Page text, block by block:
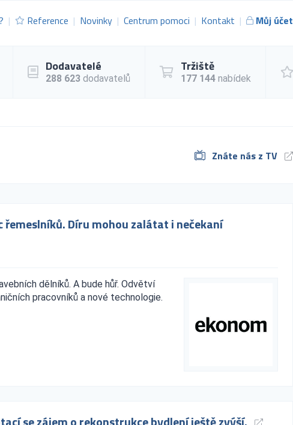
Reference Novinky Centrum pomoci Kontakt Můj účet
Dodavatelé
288 623 dodavatelů
Tržiště
177 144 nabídek
Znáte nás z TV
řemeslníků. Díru mohou zalátat i nečekaní
dělníků. A bude hůř. Odvětví
pracovníků a nové technologie.